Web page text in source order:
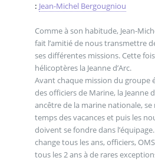
: Jean-Michel Bergougniou
Comme à son habitude, Jean-
fait l’amitié de nous transmettre
ses différentes missions. Cette
hélicoptères la Jeanne d’Arc.
Avant chaque mission du groupe
des officiers de Marine, la Jeanne
ancêtre de la marine nationale,
temps des vacances et puis les
doivent se fondre dans
change tous les ans, officiers,
tous les 2 ans à de rares